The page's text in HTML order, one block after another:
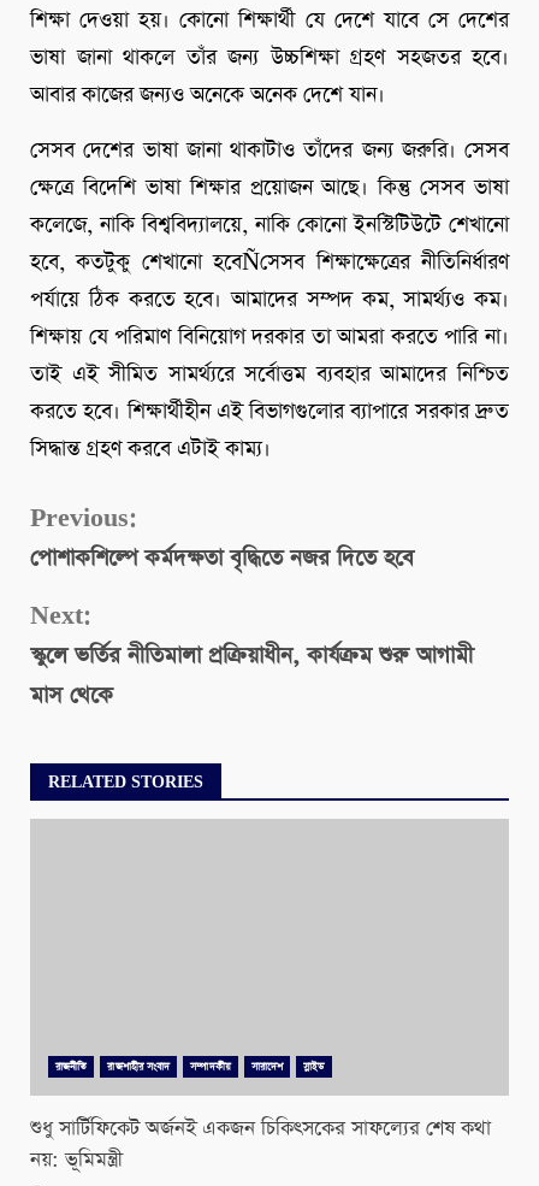
শিক্ষা দেওয়া হয়। কোনো শিক্ষার্থী যে দেশে যাবে সে দেশের
ভাষা জানা থাকলে তাঁর জন্য উচ্চশিক্ষা গ্রহণ সহজতর হবে।
আবার কাজের জন্যও অনেকে অনেক দেশে যান।
সেসব দেশের ভাষা জানা থাকাটাও তাঁদের জন্য জরুরি। সেসব
ক্ষেত্রে বিদেশি ভাষা শিক্ষার প্রয়োজন আছে। কিন্তু সেসব ভাষা
কলেজে, নাকি বিশ্ববিদ্যালয়ে, নাকি কোনো ইনস্টিটিউটে শেখানো
হবে, কতটুকু শেখানো হবেÑসেসব শিক্ষাক্ষেত্রের নীতিনির্ধারণ
পর্যায়ে ঠিক করতে হবে। আমাদের সম্পদ কম, সামর্থ্যও কম।
শিক্ষায় যে পরিমাণ বিনিয়োগ দরকার তা আমরা করতে পারি না।
তাই এই সীমিত সামর্থ্যরে সর্বোত্তম ব্যবহার আমাদের নিশ্চিত
করতে হবে। শিক্ষার্থীহীন এই বিভাগগুলোর ব্যাপারে সরকার দ্রুত
সিদ্ধান্ত গ্রহণ করবে এটাই কাম্য।
Continue
Reading
Previous:
পোশাকশিল্পে কর্মদক্ষতা বৃদ্ধিতে নজর দিতে হবে
Next:
স্কুলে ভর্তির নীতিমালা প্রক্রিয়াধীন, কার্যক্রম শুরু আগামী
মাস থেকে
RELATED STORIES
রাজনীতি রাজশাহীর সংবাদ সম্পাদকীয় সারাদেশ স্লাইড
শুধু সার্টিফিকেট অর্জনই একজন চিকিৎসকের সাফল্যের শেষ কথা
নয়: ভূমিমন্ত্রী